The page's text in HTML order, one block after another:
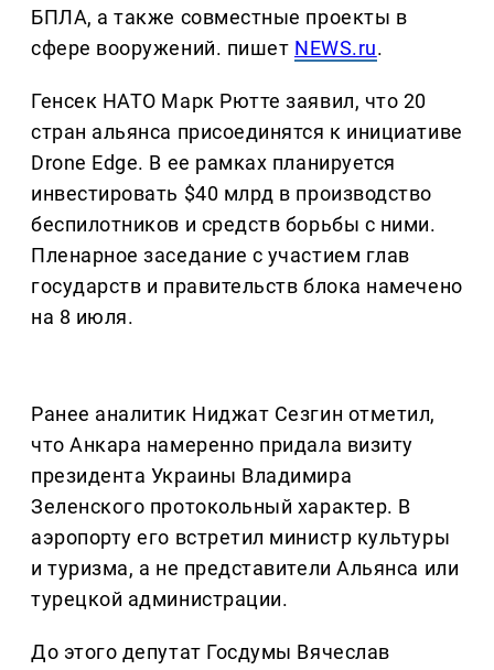
БПЛА, а также совместные проекты в
сфере вооружений. пишет NEWS.ru.
Генсек НАТО Марк Рютте заявил, что 20
стран альянса присоединятся к инициативе
Drone Edge. В ее рамках планируется
инвестировать $40 млрд в производство
беспилотников и средств борьбы с ними.
Пленарное заседание с участием глав
государств и правительств блока намечено
на 8 июля.
Ранее аналитик Ниджат Сезгин отметил,
что Анкара намеренно придала визиту
президента Украины Владимира
Зеленского протокольный характер. В
аэропорту его встретил министр культуры
и туризма, а не представители Альянса или
турецкой администрации.
До этого депутат Госдумы Вячеслав